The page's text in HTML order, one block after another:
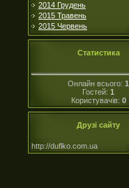
2014 Грудень
2015 Травень
2015 Червень
Статистика
Онлайн всього: 1
Гостей: 1
Користувачів: 0
Друзі сайту
http://duflko.com.ua